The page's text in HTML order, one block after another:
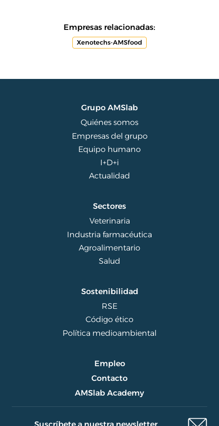
Empresas relacionadas:
Xenotechs-AMSfood
Grupo AMSlab
Quiénes somos
Empresas del grupo
Equipo humano
I+D+i
Actualidad
Sectores
Veterinaria
Industria farmacéutica
Agroalimentario
Salud
Sostenibilidad
RSE
Código ético
Política medioambiental
Empleo
Contacto
AMSlab Academy
Suscríbete a nuestra newsletter